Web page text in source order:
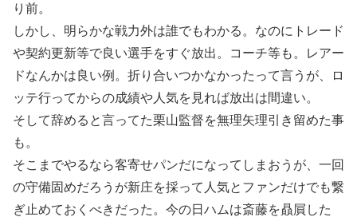
り前。
しかし、明らかな戦力外は誰でもわかる。なのにトレード
や契約更新等で良い選手をすぐ放出。コーチ等も。レアー
ドなんかは良い例。折り合いつかなかったって言うが、ロ
ッテ行ってからの成績や人気を見れば放出は間違い。
そして辞めると言ってた栗山監督を無理矢理引き留めた事
も。
そこまでやるなら客寄せパンだになってしまおうが、一回
の守備固めだろうが新庄を採って人気とファンだけでも繋
ぎ止めておくべきだった。今の日ハムは斎藤を贔屓した